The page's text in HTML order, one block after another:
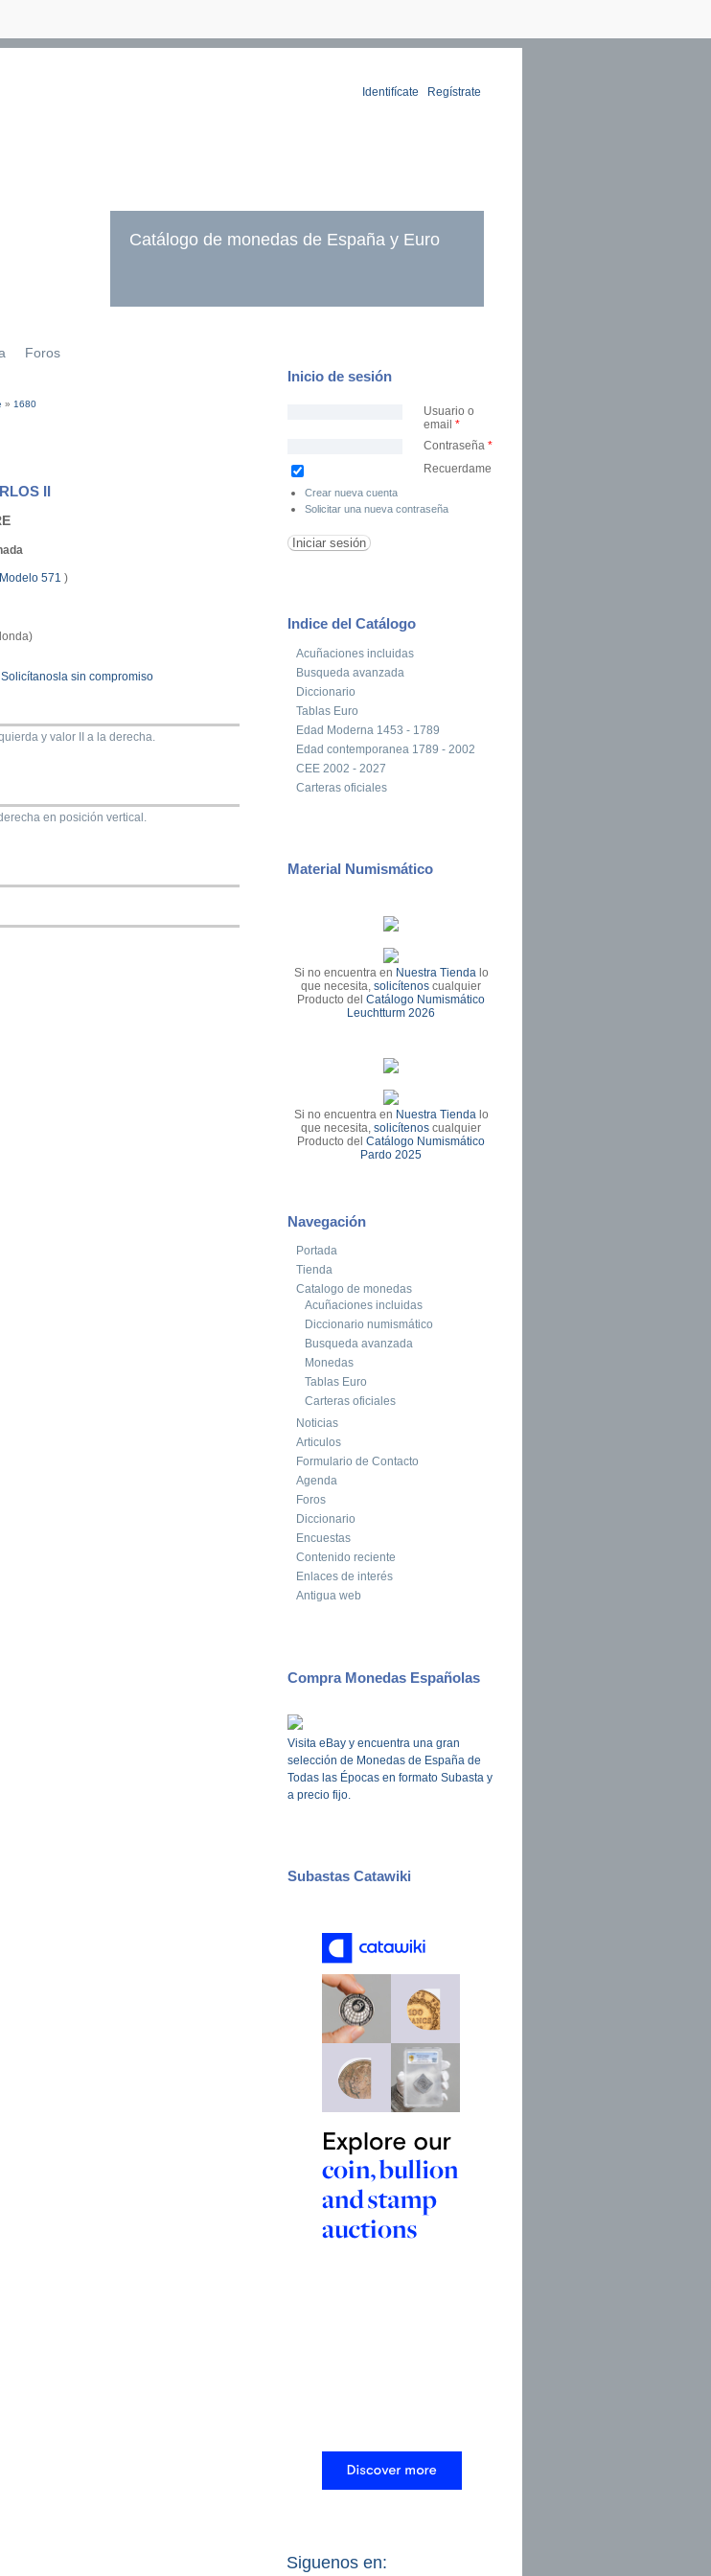
Identifícate Regístrate
Catálogo de monedas de España y Euro
Foros
» 1680
II
Modelo 571 )
Solicítanosla sin compromiso
y valor II a la derecha.
en posición vertical.
Inicio de sesión
Usuario o
email *
Contraseña *
Recuerdame
Crear nueva cuenta
Solicitar una nueva contraseña
Indice del Catálogo
Acuñaciones incluidas
Busqueda avanzada
Diccionario
Tablas Euro
Edad Moderna 1453 - 1789
Edad contemporanea 1789 - 2002
CEE 2002 - 2027
Carteras oficiales
Material Numismático
Si no encuentra en Nuestra Tienda lo
que necesita,solicítenos cualquier
Producto delCatálogo Numismático
Leuchtturm 2026
Si no encuentra en Nuestra Tienda lo
que necesita,solicítenos cualquier
Producto delCatálogo Numismático
Pardo 2025
Navegación
Portada
Tienda
Catalogo de monedas
Acuñaciones incluidas
Diccionario numismático
Busqueda avanzada
Monedas
Tablas Euro
Carteras oficiales
Noticias
Articulos
Formulario de Contacto
Agenda
Foros
Diccionario
Encuestas
Contenido reciente
Enlaces de interés
Antigua web
Compra Monedas Españolas
Visita eBay y encuentra una gran
selección de Monedas de España de
Todas las Épocas en formato Subasta y
a precio fijo.
Subastas Catawiki
Siguenos en: